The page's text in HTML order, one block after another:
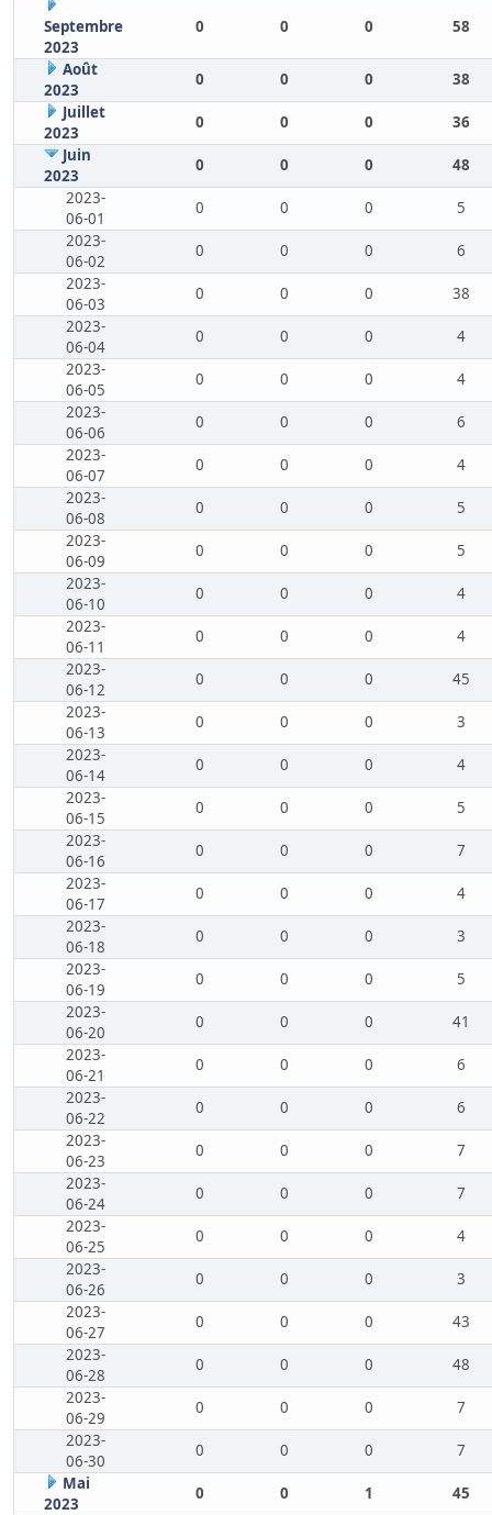
Septembre
2023
0 0 0 58
Août
2023
0 0 0
38
Juillet
2023
0 0 0
36
Juin
2023
0 0 0
48
2023-
06-01
0 0 0
5
2023-
06-02
0 0 0
6
2023-
06-03
0 0 0
38
2023-
06-04
0 0 0
4
2023-
06-05
0 0 0
4
2023-
06-06
0 0 0
6
2023-
06-07
0 0 0
4
2023-
06-08
0 0 0
5
2023-
06-09
0 0 0
5
2023-
06-10
0 0 0
4
2023-
06-11
0 0 0
4
2023-
06-12
0 0 0
45
2023-
06-13
0 0 0
3
2023-
06-14
0 0 0
4
2023-
06-15
0 0 0
5
2023-
06-16
0 0 0
7
2023-
06-17
0 0 0
4
2023-
06-18
0 0 0
3
2023-
06-19
0 0 0
5
2023-
06-20
0 0 0
41
2023-
06-21
0 0 0
6
2023-
06-22
0 0 0
6
2023-
06-23
0 0 0
7
2023-
06-24
0 0 0
7
2023-
06-25
0 0 0
4
2023-
06-26
0 0 0
3
2023-
06-27
0 0 0
43
2023-
06-28
0 0 0
48
2023-
06-29
0 0 0
7
2023-
06-30
0 0 0
7
Mai
2023
0 0 1
45